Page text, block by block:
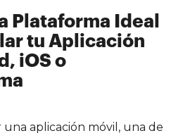
Plataforma Ideal
tu Aplicación
iOS o
aplicación móvil, una de